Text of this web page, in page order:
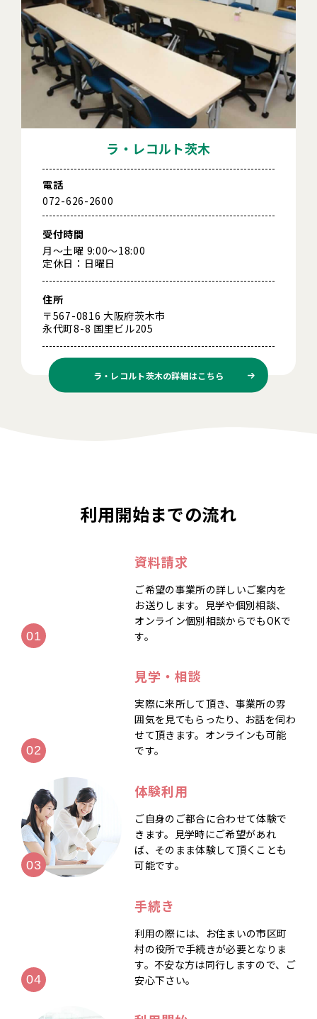
ラ・レコルト茨木
電話
072-626-2600
受付時間
月～土曜 9:00～18:00
定休日：日曜日
住所
〒567-0816 大阪府茨木市
永代町8-8 国里ビル205
ラ・レコルト茨木の詳細はこちら
利用開始までの流れ
資料請求
ご希望の事業所の詳しいご案内を
お送りします。見学や個別相談、
オンライン個別相談からでもOKで
す。
見学・相談
実際に来所して頂き、事業所の雰
囲気を見てもらったり、お話を伺わ
せて頂きます。オンラインも可能
です。
体験利用
ご自身のご都合に合わせて体験で
きます。見学時にご希望があれ
ば、そのまま体験して頂くことも
可能です。
手続き
利用の際には、お住まいの市区町
村の役所で手続きが必要となりま
す。不安な方は同行しますので、ご
安心下さい。